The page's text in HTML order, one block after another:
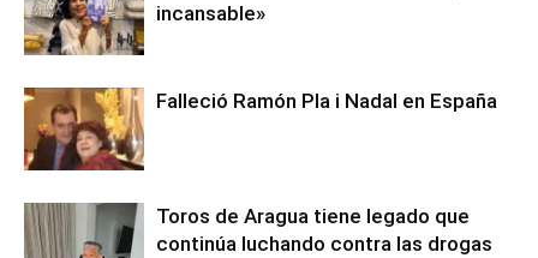
incansable»
Falleció Ramón Pla i Nadal en España
Toros de Aragua tiene legado que
continúa luchando contra las drogas